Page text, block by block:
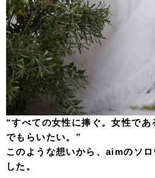
“すべての女性に捧ぐ。女性で
でもらいたい。”
このような想いから、aimのソ
した。